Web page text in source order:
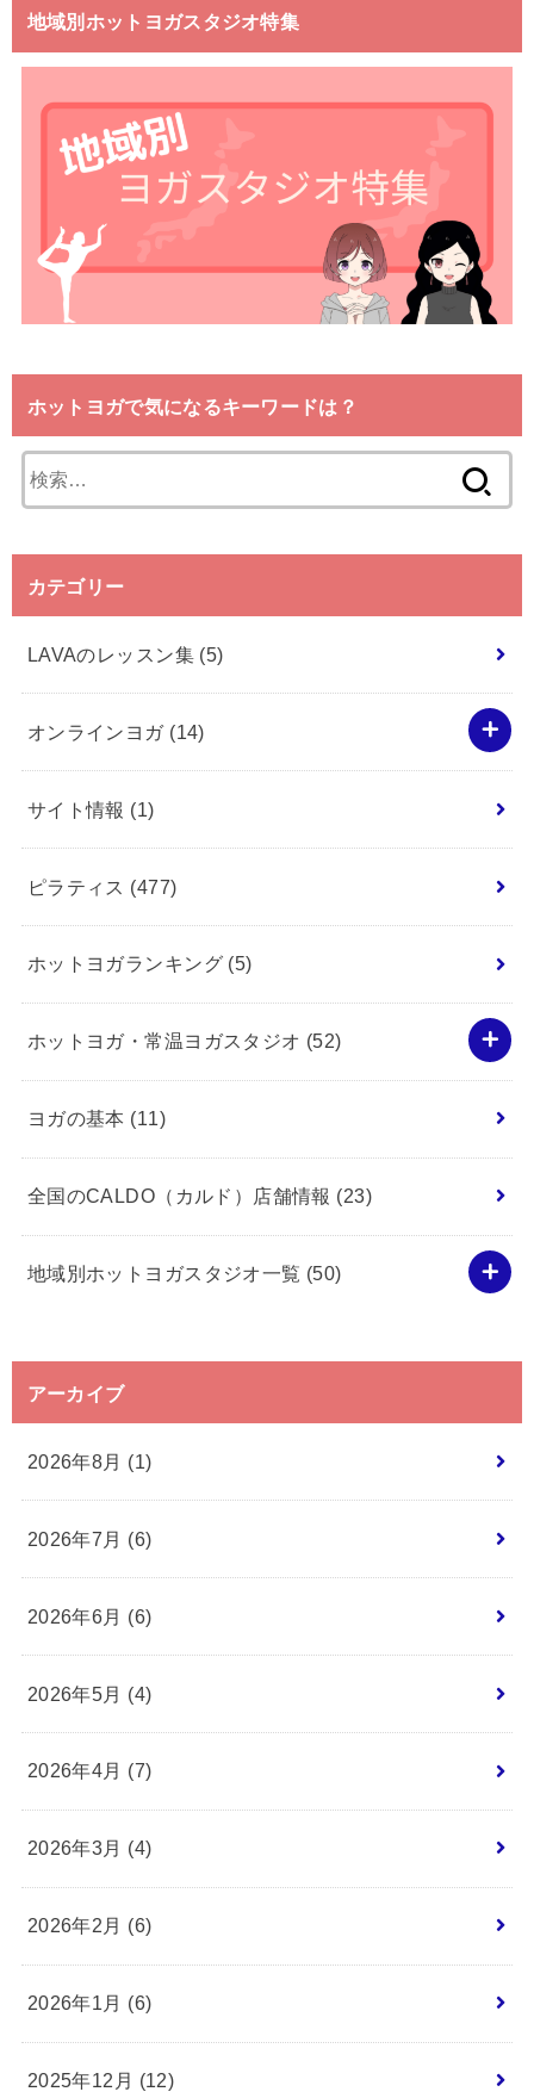
地域別ホットヨガスタジオ特集
ホットヨガで気になるキーワードは？
索:
カテゴリー
LAVAのレッスン集 (5)
オンラインヨガ (14)
サイト情報 (1)
ピラティス (477)
ホットヨガランキング (5)
ホットヨガ・常温ヨガスタジオ (52)
ヨガの基本 (11)
全国のCALDO（カルド）店舗情報 (23)
地域別ホットヨガスタジオ一覧 (50)
アーカイブ
2026年8月 (1)
2026年7月 (6)
2026年6月 (6)
2026年5月 (4)
2026年4月 (7)
2026年3月 (4)
2026年2月 (6)
2026年1月 (6)
2025年12月 (12)